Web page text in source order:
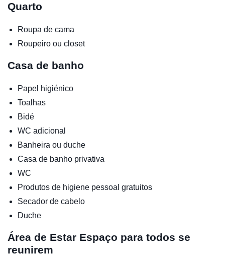
Quarto
Roupa de cama
Roupeiro ou closet
Casa de banho
Papel higiénico
Toalhas
Bidé
WC adicional
Banheira ou duche
Casa de banho privativa
WC
Produtos de higiene pessoal gratuitos
Secador de cabelo
Duche
Área de Estar Espaço para todos se
reunirem